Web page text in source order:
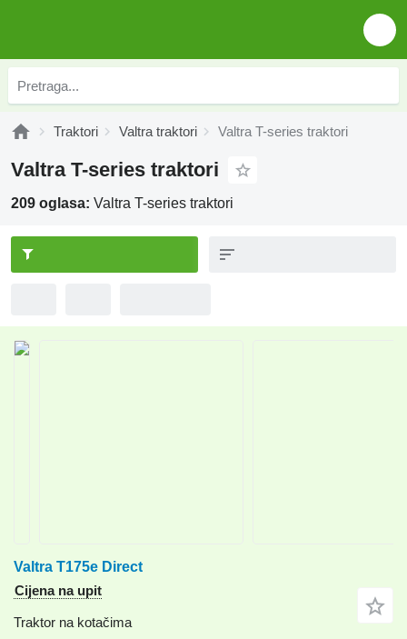
Traktori Valtra traktori Valtra T-series traktori
Valtra T-series traktori
209 oglasa: Valtra T-series traktori
Valtra T175e Direct
Cijena na upit
Traktor na kotačima